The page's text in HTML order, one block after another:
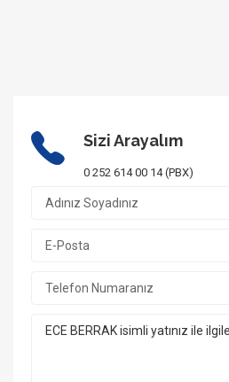
Sizi Arayalım
0 252 614 00 14 (PBX)